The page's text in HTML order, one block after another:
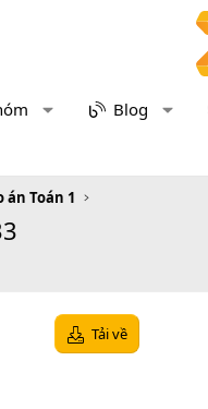
Blog
án Toán 1
Tải về